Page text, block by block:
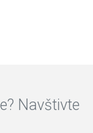
Navštivte